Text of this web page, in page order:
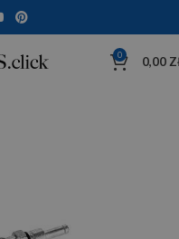
0 0,00